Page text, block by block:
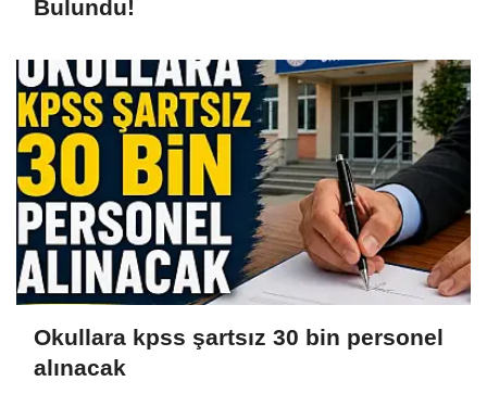
Bulundu!
Okullara kpss şartsız 30 bin personel
alınacak